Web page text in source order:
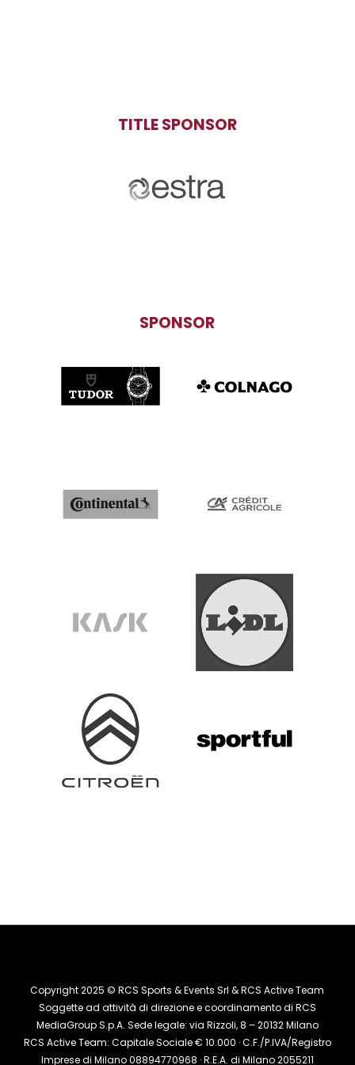
TITLE SPONSOR
SPONSOR
Copyright 2025 © RCS Sports & Events Srl & RCS Active Team
Soggette ad attività di direzione e coordinamento di RCS
MediaGroup S.p.A. Sede legale: via Rizzoli, 8 – 20132 Milano
RCS Active Team: Capitale Sociale € 10.000 · C.F./P.IVA/Registro
Imprese di Milano 08894770968 · R.E.A. di Milano 2055211